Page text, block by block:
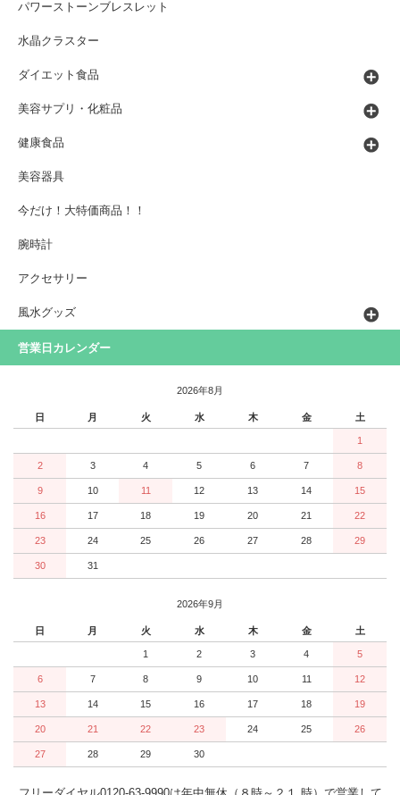
パワーストーンブレスレット
水晶クラスター
ダイエット食品
美容サプリ・化粧品
健康食品
美容器具
今だけ！大特価商品！！
腕時計
アクセサリー
風水グッズ
営業日カレンダー
2026年8月
日 月 火 水 木 金 土
1
2 3 4 5 6 7 8
9 10 11 12 13 14 15
16 17 18 19 20 21 22
23 24 25 26 27 28 29
30 31
2026年9月
日 月 火 水 木 金 土
1 2 3 4 5
6 7 8 9 10 11 12
13 14 15 16 17 18 19
20 21 22 23 24 25 26
27 28 29 30